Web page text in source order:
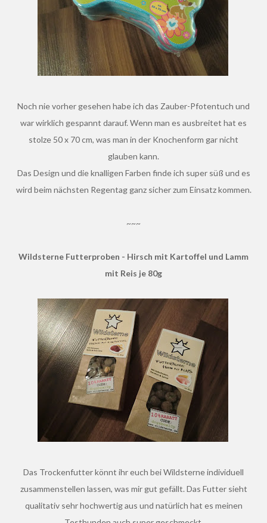
Noch nie vorher gesehen habe ich das Zauber-Pfotentuch und
war wirklich gespannt darauf. Wenn man es ausbreitet hat es
stolze 50 x 70 cm, was man in der Knochenform gar nicht
glauben kann.
Das Design und die knalligen Farben finde ich super süß und es
wird beim nächsten Regentag ganz sicher zum Einsatz kommen.
~~~
Wildsterne Futterproben - Hirsch mit Kartoffel und Lamm
mit Reis je 80g
Das Trockenfutter könnt ihr euch bei Wildsterne individuell
zusammenstellen lassen, was mir gut gefällt. Das Futter sieht
qualitativ sehr hochwertig aus und natürlich hat es meinen